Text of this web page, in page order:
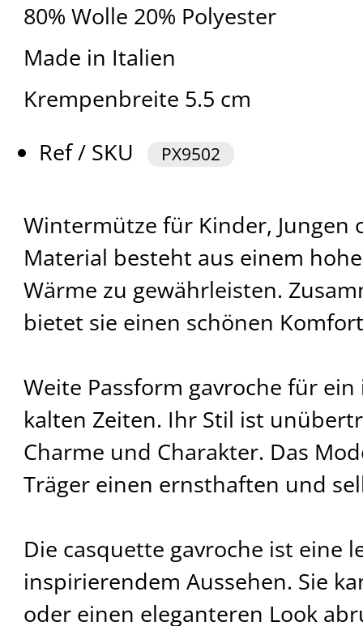
80% Wolle 20% Polyester
Made in Italien
Krempenbreite 5.5 cm
Ref / SKU
PX9502
Wintermütze für Kinder, Jungen
Material besteht aus einem
Wärme zu gewährleisten.
bietet sie einen schönen
Weite Passform gavroche für
kalten Zeiten. Ihr Stil ist
Charme und Charakter. Das
Träger einen ernsthaften und
Die casquette gavroche ist eine
inspirierendem Aussehen. Sie
oder einen eleganteren Look